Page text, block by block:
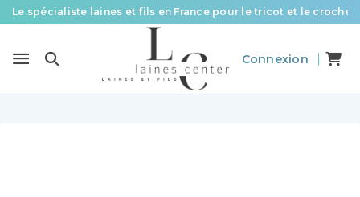
Le spécialiste laines et fils en France pour le tricot et le crochet
Livraison offerte à partir de 58 € d’achat
Connexion